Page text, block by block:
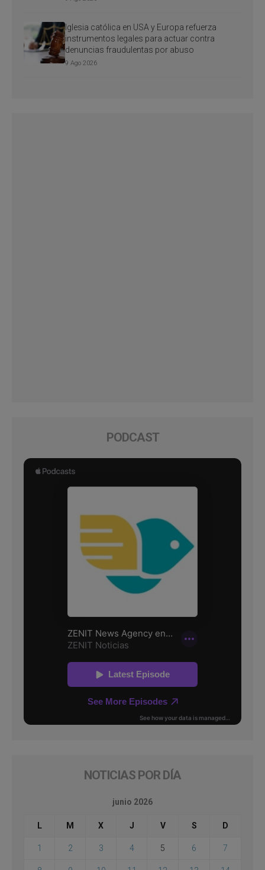
Iglesia católica en USA y Europa refuerza
instrumentos legales para actuar contra
denuncias fraudulentas por abuso
9 Ago 2026
PODCAST
NOTICIAS POR DÍA
junio 2026
L M X J V S D
1 2 3 4 5 6 7